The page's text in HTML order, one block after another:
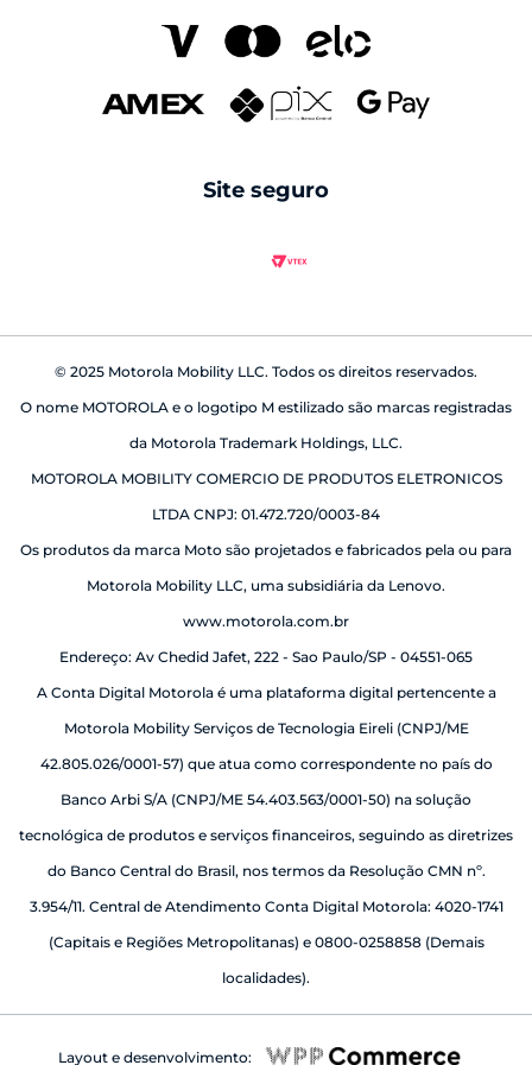
cabos
caixas de som
babá eletrônica
Pantone
Swarovski
seguros
reparo fora da garantia
Site seguro
© 2025 Motorola Mobility LLC. Todos os direitos reservados.
O nome MOTOROLA e o logotipo M estilizado são marcas registradas
da Motorola Trademark Holdings, LLC.
MOTOROLA MOBILITY COMERCIO DE PRODUTOS ELETRONICOS
LTDA CNPJ: 01.472.720/0003-84
Os produtos da marca Moto são projetados e fabricados pela ou para
Motorola Mobility LLC, uma subsidiária da Lenovo.
www.motorola.com.br
Endereço: Av Chedid Jafet, 222 - Sao Paulo/SP - 04551-065
A Conta Digital Motorola é uma plataforma digital pertencente a
Motorola Mobility Serviços de Tecnologia Eireli (CNPJ/ME
42.805.026/0001-57) que atua como correspondente no país do
Banco Arbi S/A (CNPJ/ME 54.403.563/0001-50) na solução
tecnológica de produtos e serviços financeiros, seguindo as diretrizes
do Banco Central do Brasil, nos termos da Resolução CMN nº.
3.954/11. Central de Atendimento Conta Digital Motorola: 4020-1741
(Capitais e Regiões Metropolitanas) e 0800-0258858 (Demais
localidades).
Layout e desenvolvimento: